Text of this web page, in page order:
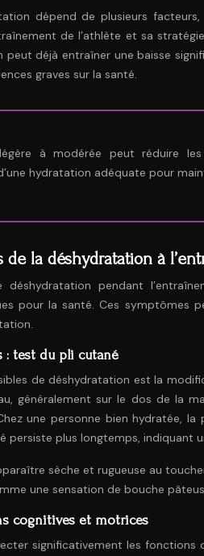
dépend de plusieurs
de l’athlète et sa
déjà entraîner une baisse
graves sur la santé.
à modérée peut réduire
hydratation adéquate pour
de la déshydratation à
déshydratation pendant
pour la santé. Ces symptômes
: test du pli cutané
de déshydratation est la
généralement sur le dos de la
une personne bien hydratée,
persiste plus longtemps, indiquant
sèche et rugueuse au
une sensation de bouche
cognitives et motrices
significativement les fonctions